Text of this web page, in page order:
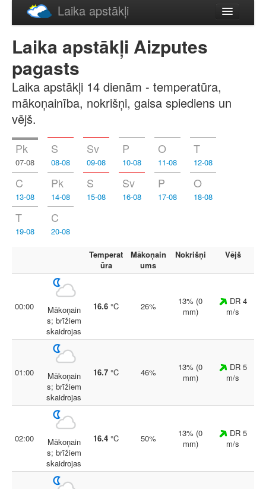
Laika apstākļi
English
Laika apstākļi Aizputes
pagasts
Laika apstākļi 14 dienām - temperatūra,
mākoņainība, nokrišņi, gaisa spiediens un
vējš.
Pk
07-08
S
08-08
Sv
09-08
P
10-08
O
11-08
T
12-08
C
13-08
Pk
14-08
S
15-08
Sv
16-08
P
17-08
O
18-08
T
19-08
C
20-08
Temperat
ūra
Mākoņain
ums
Nokrišņi Vējš
00:00
Mākoņain
s; brīžiem
skaidrojas
16.6 °C 26%
13% (0
mm)
DR 4
m/s
01:00
Mākoņain
s; brīžiem
skaidrojas
16.7 °C 46%
13% (0
mm)
DR 5
m/s
02:00
Mākoņain
s; brīžiem
skaidrojas
16.4 °C 50%
13% (0
mm)
DR 5
m/s